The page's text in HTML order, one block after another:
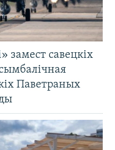
замест савецкіх
Паветраных